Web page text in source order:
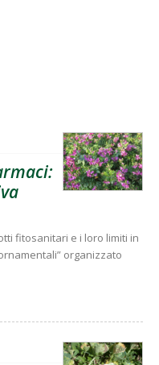
fitosanitari e i loro limiti in
organizzato